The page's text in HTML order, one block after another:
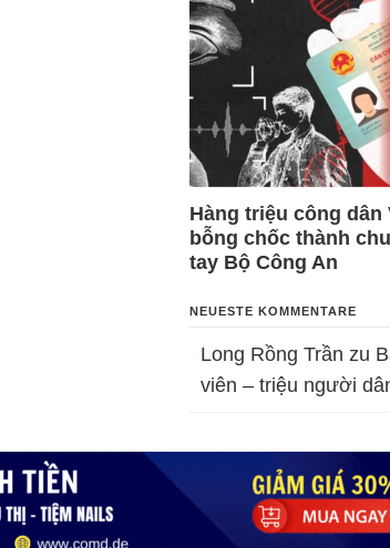
Hàng triệu công dân
bỗng chốc thành
tay Bộ Công An
NEUESTE KOMMENTARE
Long Rồng Trần zu
viên – triệu người